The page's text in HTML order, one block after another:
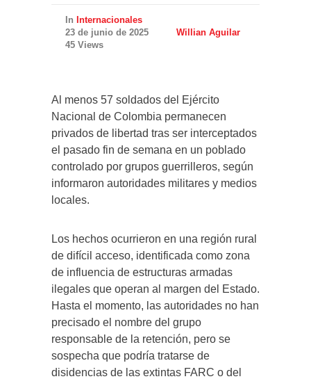
In Internacionales
23 de junio de 2025
Willian Aguilar
45 Views
Al menos 57 soldados del Ejército
Nacional de Colombia permanecen
privados de libertad tras ser interceptados
el pasado fin de semana en un poblado
controlado por grupos guerrilleros, según
informaron autoridades militares y medios
locales.
Los hechos ocurrieron en una región rural
de difícil acceso, identificada como zona
de influencia de estructuras armadas
ilegales que operan al margen del Estado.
Hasta el momento, las autoridades no han
precisado el nombre del grupo
responsable de la retención, pero se
sospecha que podría tratarse de
disidencias de las extintas FARC o del